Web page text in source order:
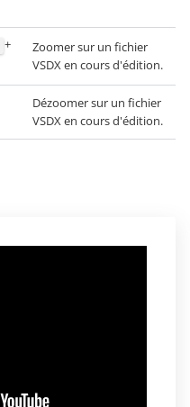
+
Zoomer sur un fichier
VSDX en cours d'édition.
Dézoomer sur un fichier
VSDX en cours d'édition.